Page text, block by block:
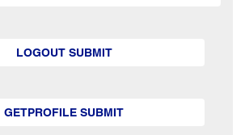
LOGOUT SUBMIT
GETPROFILE SUBMIT